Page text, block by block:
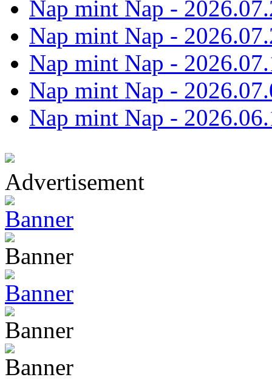
Nap mint Nap -
Nap mint Nap -
Nap mint Nap -
Nap mint Nap -
Nap mint Nap -
Advertisement